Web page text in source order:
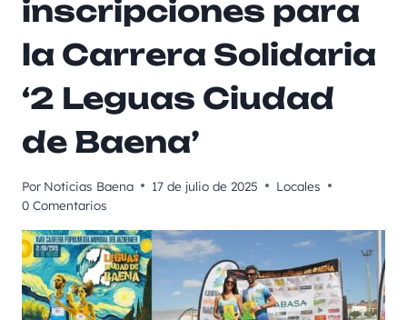
inscripciones para
la Carrera Solidaria
‘2 Leguas Ciudad
de Baena’
Por Noticias Baena 17 de julio de 2025
Locales
0 Comentarios